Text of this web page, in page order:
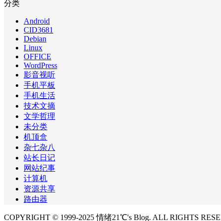
分类
Android
CID3681
Debian
Linux
OFFICE
WordPress
影音视听
手机平板
手机生活
技术文摘
文学哲理
未分类
机顶盒
杂七杂八
站长日记
网站纪事
计算机
资源共享
路由器
COPYRIGHT © 1999-2025 情绪21℃'s Blog. ALL RIGHTS